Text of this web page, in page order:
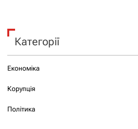
Категорії
Економіка
Корупція
Політика